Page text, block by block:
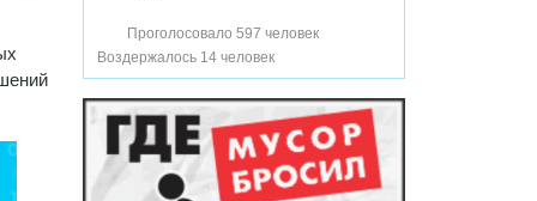
Проголосовало 597 человек
Воздержалось 14 человек